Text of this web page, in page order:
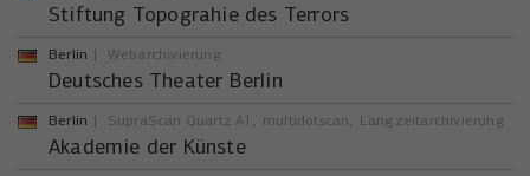
Stiftung Topograhie des Terrors
Berlin Webarchivierung
Deutsches Theater Berlin
Berlin SupraScan Quartz A1 multidotscan Langzeitarchivierung
Akademie der Künste